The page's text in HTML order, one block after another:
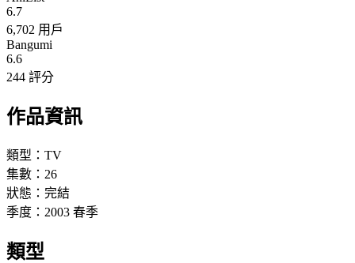
6.7
6,702 用戶
Bangumi
6.6
244 評分
作品資訊
類型： TV
集數： 26
狀態： 完結
季度： 2003 春季
類型